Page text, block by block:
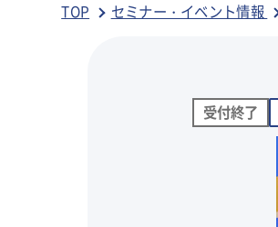
TOP セミナー・イベント情報
受付終了